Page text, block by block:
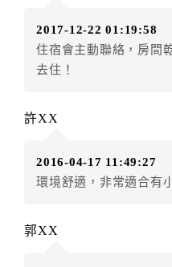
房者不得要求退其差額。
五、保留住宿權益(保留
（提出申辦日為保留起算
店客滿，敬請及早計畫，
件放棄訂單（住宿權益）
得辦理取消退款。
2017-12-22 01:19:58
住宿會主動聯絡，房間
去住！
許XX
2016-04-17 11:49:27
環境舒適，非常適合有
郭XX